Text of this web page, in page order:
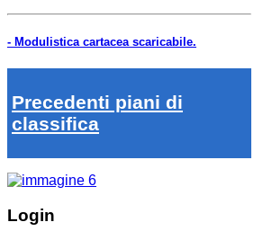
- Modulistica cartacea scaricabile.
Precedenti piani di
classifica
Login